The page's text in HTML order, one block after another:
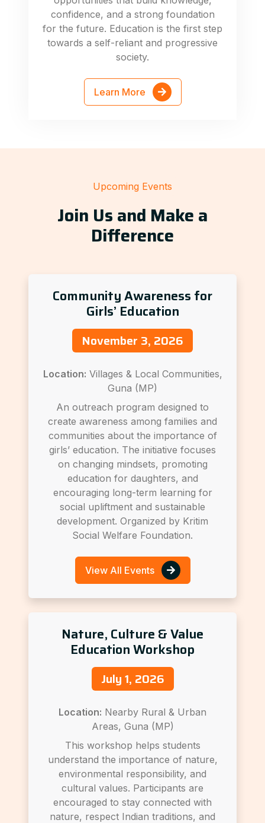
confidence, and a strong foundation
for the future. Education is the first step
towards a self-reliant and progressive
society.
Learn More
Upcoming Events
Join Us and Make a
Difference
Community Awareness for
Girls’ Education
November 3, 2026
Location: Villages & Local Communities,
Guna (MP)
An outreach program designed to
create awareness among families and
communities about the importance of
girls’ education. The initiative focuses
on changing mindsets, promoting
education for daughters, and
encouraging long-term learning for
social upliftment and sustainable
development. Organized by Kritim
Social Welfare Foundation.
View All Events
Nature, Culture & Value
Education Workshop
July 1, 2026
Location: Nearby Rural & Urban
Areas, Guna (MP)
This workshop helps students
understand the importance of nature,
environmental responsibility, and
cultural values. Participants are
encouraged to stay connected with
nature, respect Indian traditions, and